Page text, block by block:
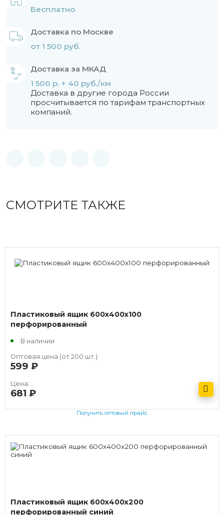
Бесплатно
Доставка по Москве
от 1 500 руб.
Доставка за МКАД
1 500 р. + 40 руб./км
Доставка в другие города России
просчитывается по тарифам транспортных
компаний.
СМОТРИТЕ ТАКЖЕ
Пластиковый ящик 600х400х100
перфорированный
В наличии
Оптовая цена (от 200 шт.):
599
Цена:
681
Получить оптовый прайс
Пластиковый ящик 600х400х200
перфорированный синий